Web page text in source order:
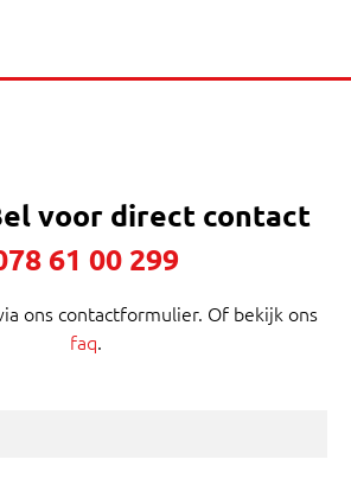
voor direct contact
61 00 299
ons contactformulier. Of bekijk ons
faq.